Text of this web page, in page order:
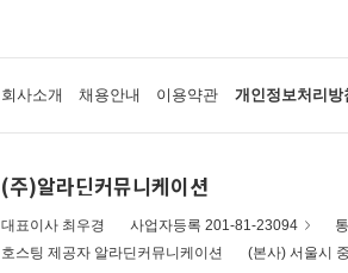
회사소개 채용안내 이용약관 개인정보처리방
(주)알라딘커뮤니케이션
대표이사 최우경 사업자등록 201-81-23094
호스팅 제공자 알라딘커뮤니케이션
(본사) 서울시